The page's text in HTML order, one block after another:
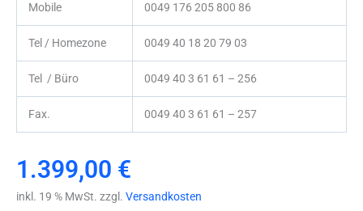
Mobile 0049 176 205 800 86
Tel / Homezone 0049 40 18 20 79 03
Tel / Büro 0049 40 3 61 61 – 256
Fax. 0049 40 3 61 61 – 257
1.399,00 €
inkl. 19 % MwSt. zzgl. Versandkosten